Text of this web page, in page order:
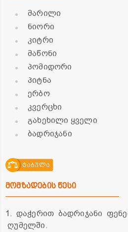
მარილი
ნიორი
კიტრი
მაწონი
პომიდორი
პიტნა
ერბო
კვერცხი
გახეხილი ყველი
ბადრიჯანი
ტაბულა
მომზადების წესი
1. დაჭერით ბადრიჯანი
ღუმელში.